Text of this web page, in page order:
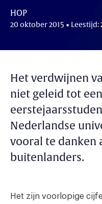
HOP
20 oktober 2015 • Leestijd:
Het verdwijnen
niet geleid tot
Nederlandse
vooral te danken
buitenlanders.
Het zijn voorlopige